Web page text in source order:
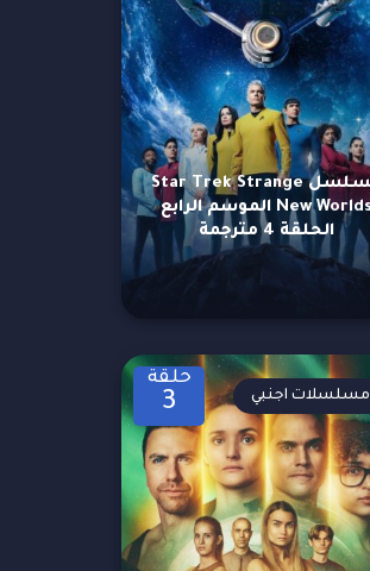
مسلسل Star Trek Strange
New Worlds الموسم الرابع
الحلقة 4 مترجمة
حلقة
3 مسلسلات اجنبي